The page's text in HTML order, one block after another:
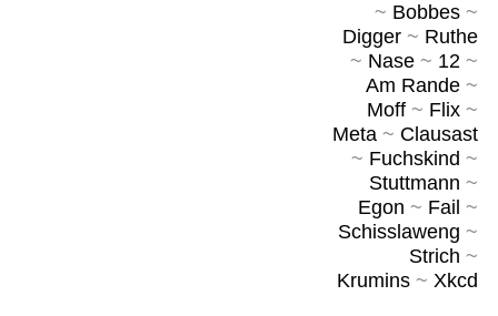
~ Bobbes~
Digger~ Ruthe
~ Nase~ 12~
Am Rande~
Moff~ Flix~
Meta~ Clausast
~ Fuchskind ~
Stuttmann ~
Egon ~ Fail ~
Schisslaweng ~
Strich ~
Krumins~ Xkcd